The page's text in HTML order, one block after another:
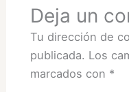
Deja un
Tu dirección de
publicada. Los
marcados con *